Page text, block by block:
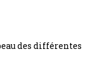
des différentes